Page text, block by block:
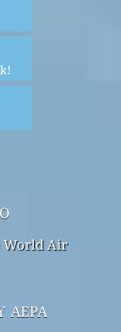
World Air
αέρα